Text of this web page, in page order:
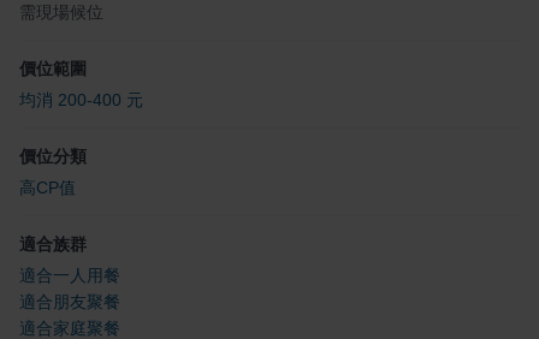
需現場候位
價位範圍
均消 200-400 元
價位分類
高CP值
適合族群
適合一人用餐
適合朋友聚餐
適合家庭聚餐